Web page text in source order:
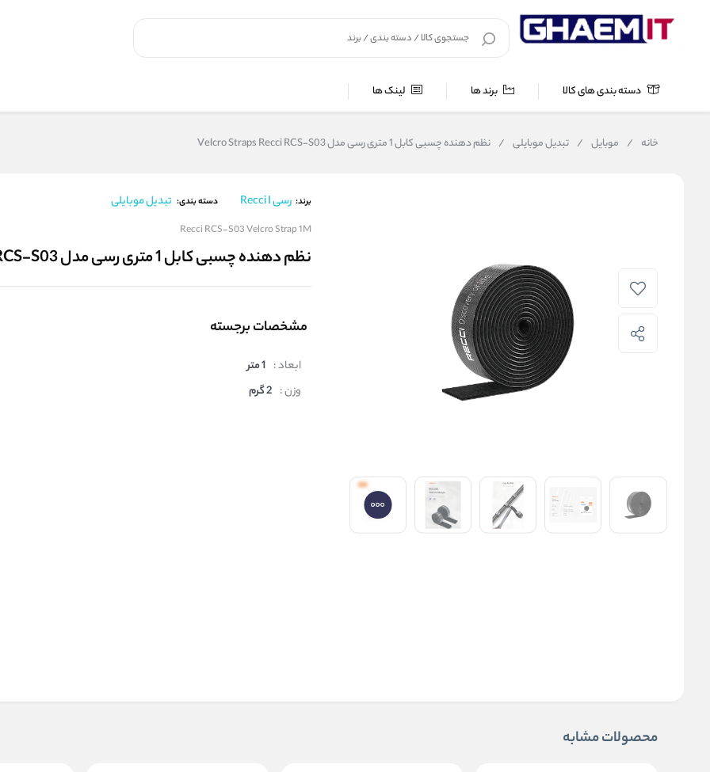
دسته بندی های کالا برند ها لینک ها
خانه / موبایل / تبدیل موبایلی / نظم دهنده چسبی کابل 1 متری رسی مدل Velcro Straps Recci RCS-S03
برند: رسی Recci I دسته بندی: تبدیل موبایلی
Recci RCS-S03 Velcro Strap 1M
نظم دهنده چسبی کابل 1 متری رسی مدل Velcro Straps Recci RCS-S03
مشخصات برجسته
ابعاد : 1 متر
وزن : 2 گرم
محصولات مشابه